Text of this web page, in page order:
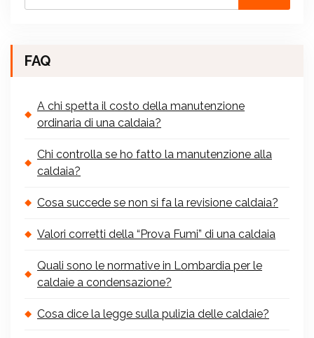
FAQ
A chi spetta il costo della manutenzione
ordinaria di una caldaia?
Chi controlla se ho fatto la manutenzione alla
caldaia?
Cosa succede se non si fa la revisione caldaia?
Valori corretti della “Prova Fumi” di una caldaia
Quali sono le normative in Lombardia per le
caldaie a condensazione?
Cosa dice la legge sulla pulizia delle caldaie?